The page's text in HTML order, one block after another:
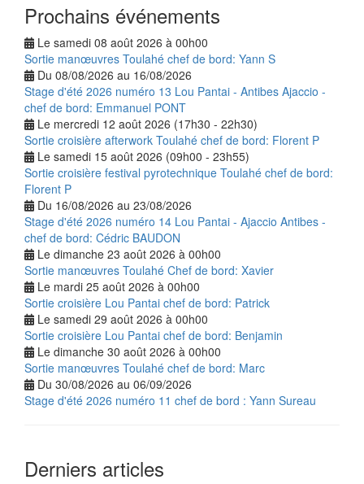
Prochains événements
Le samedi 08 août 2026 à 00h00
Sortie manœuvres Toulahé chef de bord: Yann S
Du 08/08/2026 au 16/08/2026
Stage d'été 2026 numéro 13 Lou Pantai - Antibes Ajaccio -
chef de bord: Emmanuel PONT
Le mercredi 12 août 2026 (17h30 - 22h30)
Sortie croisière afterwork Toulahé chef de bord: Florent P
Le samedi 15 août 2026 (09h00 - 23h55)
Sortie croisière festival pyrotechnique Toulahé chef de bord:
Florent P
Du 16/08/2026 au 23/08/2026
Stage d'été 2026 numéro 14 Lou Pantai - Ajaccio Antibes -
chef de bord: Cédric BAUDON
Le dimanche 23 août 2026 à 00h00
Sortie manœuvres Toulahé Chef de bord: Xavier
Le mardi 25 août 2026 à 00h00
Sortie croisière Lou Pantai chef de bord: Patrick
Le samedi 29 août 2026 à 00h00
Sortie croisière Lou Pantai chef de bord: Benjamin
Le dimanche 30 août 2026 à 00h00
Sortie manœuvres Toulahé chef de bord: Marc
Du 30/08/2026 au 06/09/2026
Stage d'été 2026 numéro 11 chef de bord : Yann Sureau
Derniers articles